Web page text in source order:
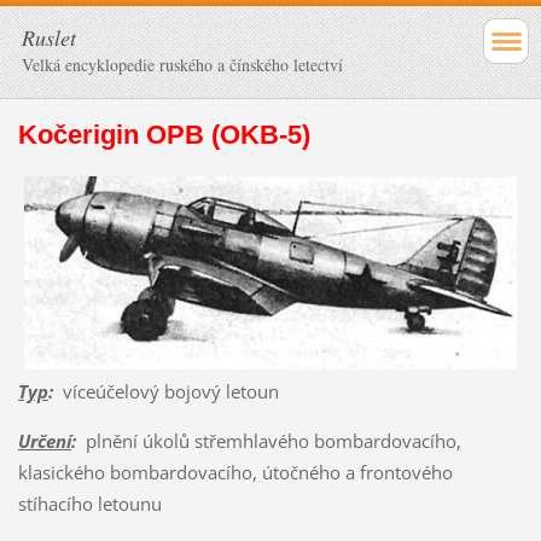
Ruslet
Velká encyklopedie ruského a čínského letectví
Kočerigin OPB (OKB-5)
Typ:víceúčelový bojový letoun
Určení:plnění úkolů střemhlavého bombardovacího,
klasického bombardovacího, útočného a frontového
stíhacího letounu